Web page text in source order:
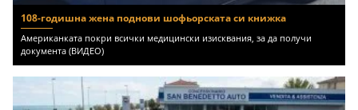
108-годишна жена поднови шофьорската си книжка
Американката покри всички медицински изисквания, за да получи
документа (ВИДЕО)